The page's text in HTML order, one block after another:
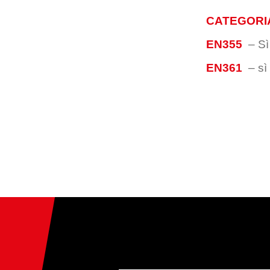
EN355 – Sì
EN361 –sì